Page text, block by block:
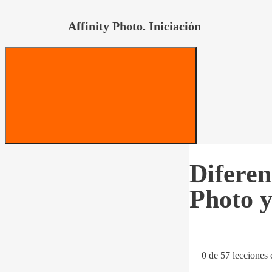
Affinity Photo. Iniciación
Photo
0 de 57 lecciones